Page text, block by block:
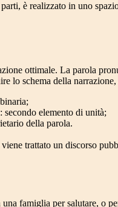
è realizzato in uno
ottimale. La parola
lo schema della
secondo elemento di unità;
della parola.
trattato un discorso
famiglia per salutare, o